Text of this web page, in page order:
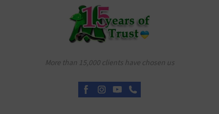
More than 15,000 clients have chosen us